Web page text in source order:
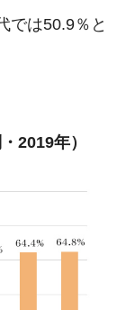
では50.9％と
2019年）